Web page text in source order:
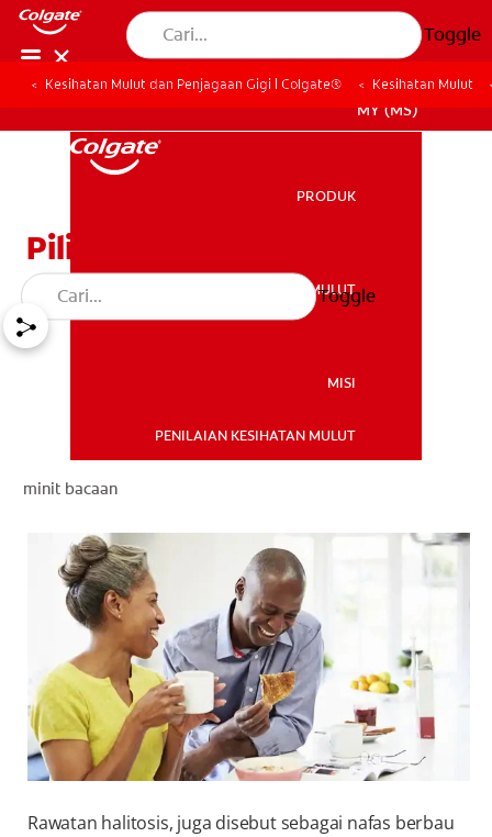
Toggle
MY (MS)
PRODUK
KESIHATAN MULUT
MISI
PENILAIAN KESIHATAN MULUT
Toggle
Kesihatan Mulut dan Penjagaan Gigi | Colgate® Kesihatan Mulut
Pilihan Rawatan Halitosis
minit bacaan
Rawatan halitosis, juga disebut sebagai nafas berbau